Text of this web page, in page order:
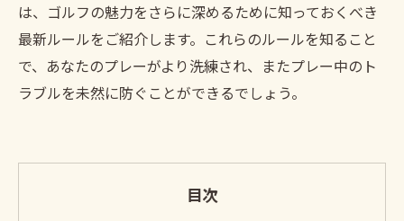
は、ゴルフの魅力をさらに深めるために知っておくべき
最新ルールをご紹介します。これらのルールを知ること
で、あなたのプレーがより洗練され、またプレー中のト
ラブルを未然に防ぐことができるでしょう。
目次